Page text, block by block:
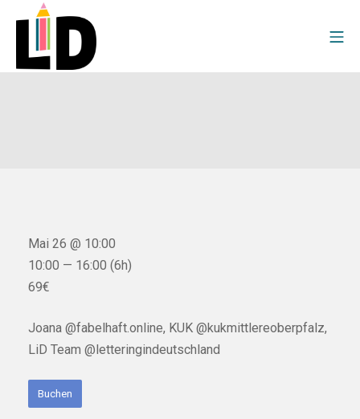
Mai 26 @ 10:00
10:00 — 16:00 (6h)
69€
Joana @fabelhaft.online, KUK @kukmittlereoberpfalz,
LiD Team @letteringindeutschland
Buchen